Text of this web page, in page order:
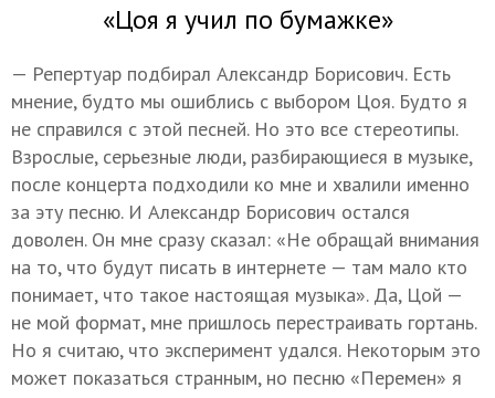
«Цоя я учил по бумажке»
— Репертуар подбирал Александр Борисович. Есть
мнение, будто мы ошиблись с выбором Цоя. Будто я
не справился с этой песней. Но это все стереотипы.
Взрослые, серьезные люди, разбирающиеся в музыке,
после концерта подходили ко мне и хвалили именно
за эту песню. И Александр Борисович остался
доволен. Он мне сразу сказал: «Не обращай внимания
на то, что будут писать в интернете — там мало кто
понимает, что такое настоящая музыка». Да, Цой —
не мой формат, мне пришлось перестраивать гортань.
Но я считаю, что эксперимент удался. Некоторым это
может показаться странным, но песню «Перемен» я